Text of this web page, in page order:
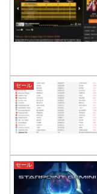
セール
セール